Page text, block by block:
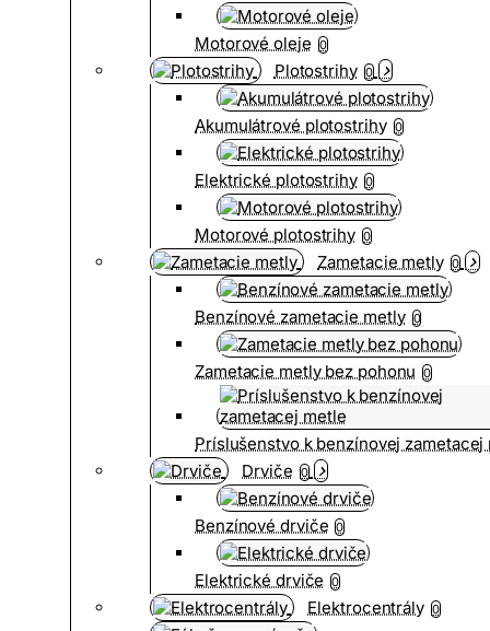
Motorové oleje 0
Plotostrihy 0
Akumulátrové plotostrihy 0
Elektrické plotostrihy 0
Motorové plotostrihy 0
Zametacie metly 0
Benzínové zametacie metly 0
Zametacie metly bez pohonu 0
Príslušenstvo k benzínovej zametacej
Drviče 0
Benzínové drviče 0
Elektrické drviče 0
Elektrocentrály 0